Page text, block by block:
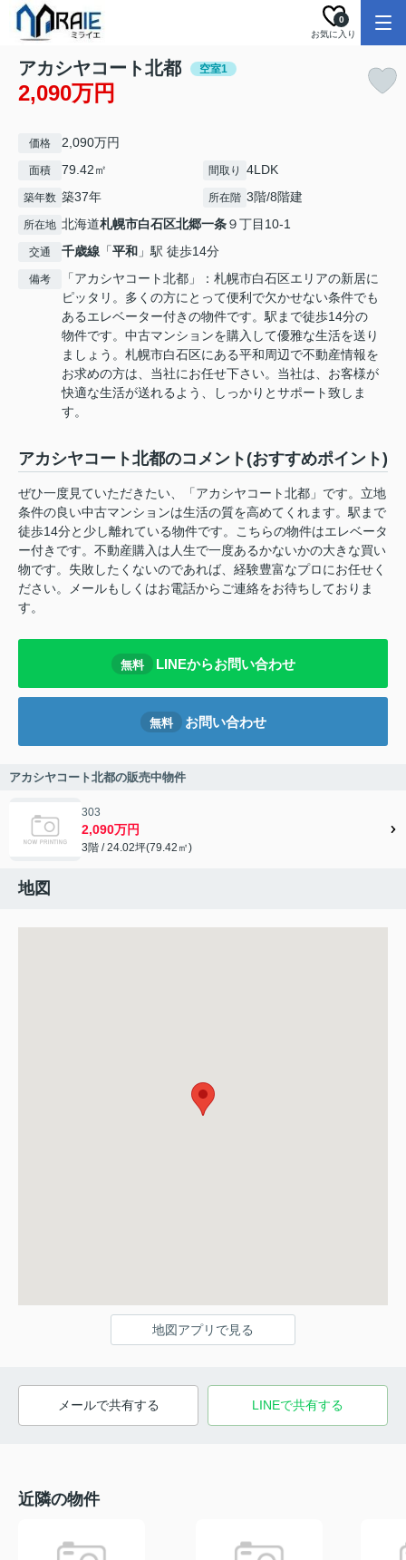
お気に入り
0
アカシヤコート北都 空室1
2,090万円
価格 2,090万円
面積 79.42㎡ 間取り 4LDK
築年数 築37年 所在階 3階/8階建
所在地 北海道札幌市白石区北郷一条９丁目10-1
交通 千歳線 「平和 」駅 徒歩14分
備考
「アカシヤコート北都」：札幌市白石区エリアの新居に
ピッタリ。多くの方にとって便利で欠かせない条件でも
あるエレベーター付きの物件です。駅まで徒歩14分の
物件です。中古マンションを購入して優雅な生活を送り
ましょう。札幌市白石区にある平和周辺で不動産情報を
お求めの方は、当社にお任せ下さい。当社は、お客様が
快適な生活が送れるよう、しっかりとサポート致しま
す。
アカシヤコート北都のコメント(おすすめポイント)
ぜひ一度見ていただきたい、「アカシヤコート北都」です。立地
条件の良い中古マンションは生活の質を高めてくれます。駅まで
徒歩14分と少し離れている物件です。こちらの物件はエレベータ
ー付きです。不動産購入は人生で一度あるかないかの大きな買い
物です。失敗したくないのであれば、経験豊富なプロにお任せく
ださい。メールもしくはお電話からご連絡をお待ちしておりま
す。
無料 LINEからお問い合わせ
無料 お問い合わせ
アカシヤコート北都の販売中物件
303
2,090万円
3階 / 24.02坪(79.42㎡)
地図
地図アプリで見る
メールで共有する LINEで共有する
近隣の物件